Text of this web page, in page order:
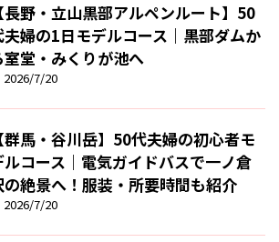
【長野・立山黒部アルペンルート】50
夫婦の1日モデルコース｜黒部ダムか
室堂・みくりが池へ
2026/7/20
【群馬・谷川岳】50代夫婦の初心者モ
ルコース｜電気ガイドバスで一ノ倉
の絶景へ！服装・所要時間も紹介
2026/7/20